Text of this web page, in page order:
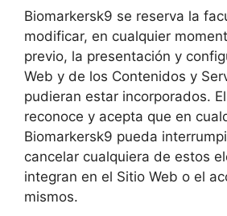
Biomarkersk9 se reserva la
modificar, en cualquier
previo, la presentación y
Web y de los Contenidos y
pudieran estar incorporados.
reconoce y acepta que en
Biomarkersk9 pueda
cancelar cualquiera de estos
integran en el Sitio Web o el
mismos.